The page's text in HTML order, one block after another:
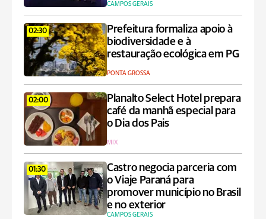
CAMPOS GERAIS
02:30
Prefeitura formaliza apoio à
biodiversidade e à
restauração ecológica em PG
PONTA GROSSA
02:00
Planalto Select Hotel prepara
café da manhã especial para
o Dia dos Pais
MIX
01:30
Castro negocia parceria com
o Viaje Paraná para
promover município no Brasil
e no exterior
CAMPOS GERAIS